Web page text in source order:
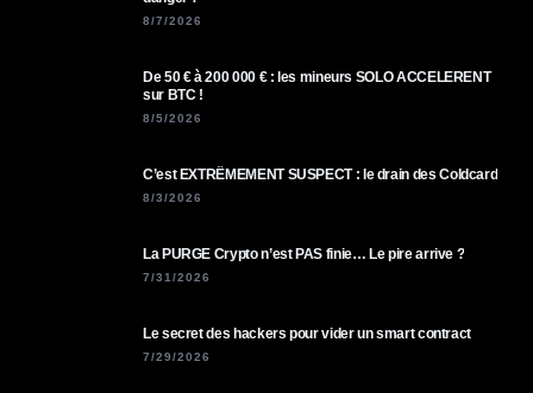
8/7/2026
De 50 € à 200 000 € : les mineurs SOLO ACCELERENT
sur BTC !
8/5/2026
C’est EXTRÊMEMENT SUSPECT : le drain des Coldcard
8/3/2026
La PURGE Crypto n’est PAS finie… Le pire arrive ?
7/31/2026
Le secret des hackers pour vider un smart contract
7/29/2026